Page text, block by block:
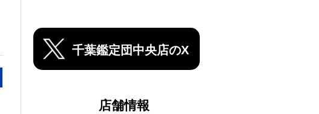
千葉鑑定団中央店のX
店舗情報